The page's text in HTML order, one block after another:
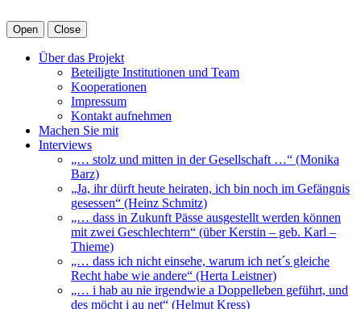
Open Close
Über das Projekt
Beteiligte Institutionen und Team
Kooperationen
Impressum
Kontakt aufnehmen
Machen Sie mit
Interviews
„… stolz und mitten in der Gesellschaft …“ (Monika
Barz)
„Ja, ihr dürft heute heiraten, ich bin noch im Gefängnis
gesessen“ (Heinz Schmitz)
„… dass in Zukunft Pässe ausgestellt werden können
mit zwei Geschlechtern“ (über Kerstin – geb. Karl –
Thieme)
„… dass ich nicht einsehe, warum ich net´s gleiche
Recht habe wie andere“ (Herta Leistner)
„… i hab au nie irgendwie a Doppelleben geführt, und
des möcht i au net“ (Helmut Kress)